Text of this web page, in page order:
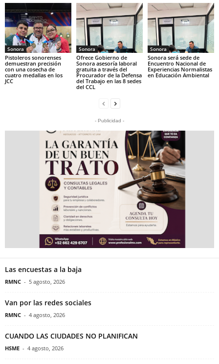
Sonora
Pistoleros sonorenses
demuestran precisión
con una cosecha de
cuatro medallas en los
JCC
Sonora
Ofrece Gobierno de
Sonora asesoría laboral
gratuita a través del
Procurador de la Defensa
del Trabajo en las 8 sedes
del CCL
Sonora
Sonora será sede de
Encuentro Nacional de
Experiencias Normalistas
en Educación Ambiental
- Publicidad -
Las encuestas a la baja
RMNC - 5 agosto, 2026
Van por las redes sociales
RMNC - 4 agosto, 2026
CUANDO LAS CIUDADES NO PLANIFICAN
HSME - 4 agosto, 2026